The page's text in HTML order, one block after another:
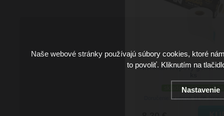
Nishman krepový golier
skladom viac než 5 ks
Doručenie: v utorok 11.08.2026
Naše webové stránky používajú súbory cookies, ktoré
to povoliť. Kliknutím na
Nastavenie